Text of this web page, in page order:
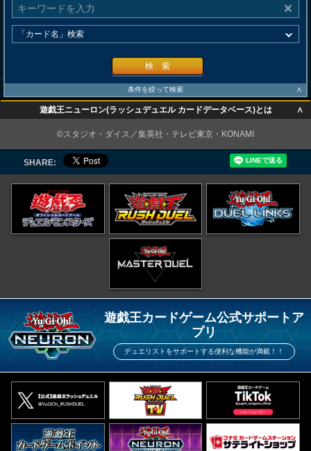
検 索
条件を絞って検索 ∧
遊戯王ニューロン(ラッシュデュエル カードデータベース)とは ∧
©スタジオ・ダイス／集英社・テレビ東京・KONAMI
SHARE:
遊戯王カードゲーム公式サポートア
プリ
デュエリストをサポートする便利な機能が満載！！